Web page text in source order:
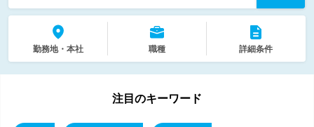
勤務地・本社 職種 詳細条件
注目のキーワード